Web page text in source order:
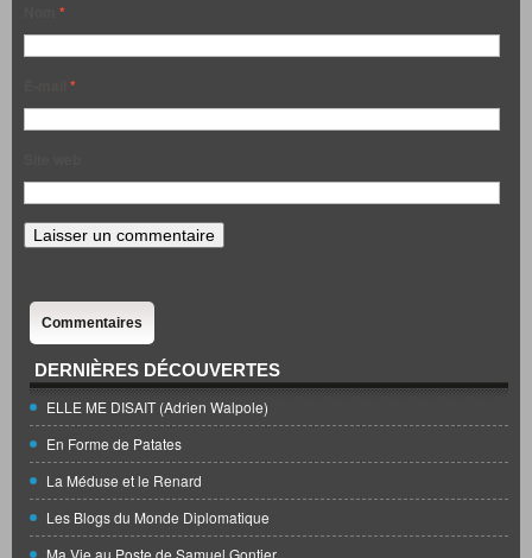
*
*
Commentaires
DERNIÈRES DÉCOUVERTES
ELLE ME DISAIT (Adrien Walpole)
En Forme de Patates
La Méduse et le Renard
Les Blogs du Monde Diplomatique
Ma Vie au Poste de Samuel Gontier